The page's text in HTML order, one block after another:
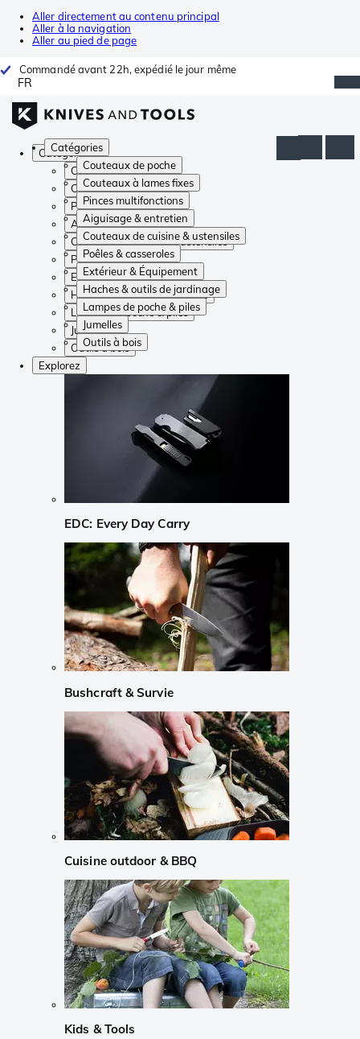
Aller directement au contenu principal
Aller à la navigation
Aller au pied de page
Commandé avant 22h, expédié le jour même
FR
Catégories
Couteaux de poche
Couteaux à lames fixes
Pinces multifonctions
Aiguisage & entretien
Couteaux de cuisine & ustensiles
Poêles & casseroles
Extérieur & Équipement
Haches & outils de jardinage
Lampes de poche & piles
Jumelles
Outils à bois
Catégories
Couteaux de poche
Couteaux à lames fixes
Pinces multifonctions
Aiguisage & entretien
Couteaux de cuisine & ustensiles
Poêles & casseroles
Extérieur & Équipement
Haches & outils de jardinage
Lampes de poche & piles
Jumelles
Outils à bois
Explorez
EDC: Every Day Carry
Bushcraft & Survie
Cuisine outdoor & BBQ
Kids & Tools